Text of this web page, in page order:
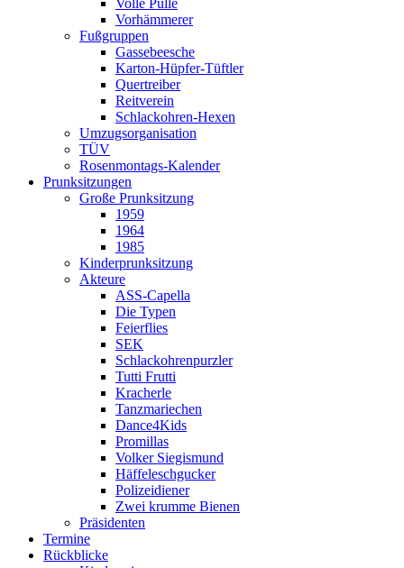
Vorhämmerer
Fußgruppen
Gassebeesche
Karton-Hüpfer-Tüftler
Quertreiber
Reitverein
Schlackohren-Hexen
Umzugsorganisation
TÜV
Rosenmontags-Kalender
Prunksitzungen
Große Prunksitzung
1959
1964
1985
Kinderprunksitzung
Akteure
ASS-Capella
Die Typen
Feierflies
SEK
Schlackohrenpurzler
Tutti Frutti
Kracherle
Tanzmariechen
Dance4Kids
Promillas
Volker Siegismund
Häffeleschgucker
Polizeidiener
Zwei krumme Bienen
Präsidenten
Termine
Rückblicke